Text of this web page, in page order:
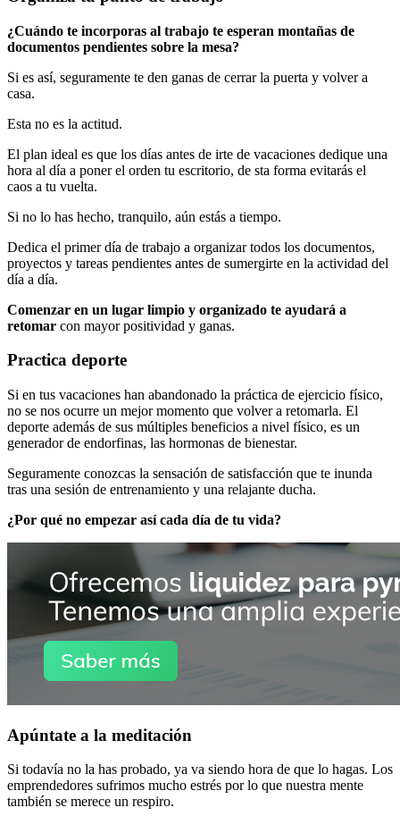
¿Cuándo te incorporas al trabajo te esperan montañas de
documentos pendientes sobre la mesa?
Si es así, seguramente te den ganas de cerrar la puerta y volver a
casa.
Esta no es la actitud.
El plan ideal es que los días antes de irte de vacaciones dedique una
hora al día a poner el orden tu escritorio, de sta forma evitarás el
caos a tu vuelta.
Si no lo has hecho, tranquilo, aún estás a tiempo.
Dedica el primer día de trabajo a organizar todos los documentos,
proyectos y tareas pendientes antes de sumergirte en la actividad del
día a día.
Comenzar en un lugar limpio y organizado te ayudará a
retomar con mayor positividad y ganas.
Practica deporte
Si en tus vacaciones han abandonado la práctica de ejercicio físico,
no se nos ocurre un mejor momento que volver a retomarla. El
deporte además de sus múltiples beneficios a nivel físico, es un
generador de endorfinas, las hormonas de bienestar.
Seguramente conozcas la sensación de satisfacción que te inunda
tras una sesión de entrenamiento y una relajante ducha.
¿Por qué no empezar así cada día de tu vida?
Apúntate a la meditación
Si todavía no la has probado, ya va siendo hora de que lo hagas. Los
emprendedores sufrimos mucho estrés por lo que nuestra mente
también se merece un respiro.